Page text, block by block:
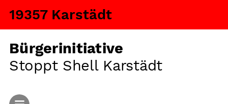
Bürgerinitiative
Stoppt Shell Karstädt
19357 Karstädt